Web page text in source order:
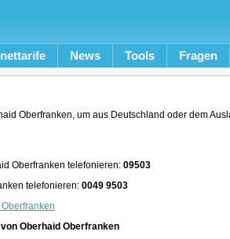
News Tools Fragen
Oberfranken, um aus Deutschland oder dem
Oberfranken telefonieren: 09503
telefonieren: 0049 9503
Oberhaid Oberfranken